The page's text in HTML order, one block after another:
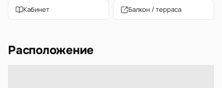
Кабинет Балкон / терраса
Расположение